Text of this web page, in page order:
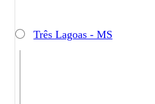
Três Lagoas - MS